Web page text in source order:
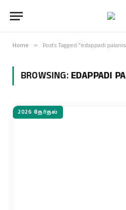
Home » Posts Tagged "edappadi
BROWSING: EDAPPADI
2026 தேர்தல்